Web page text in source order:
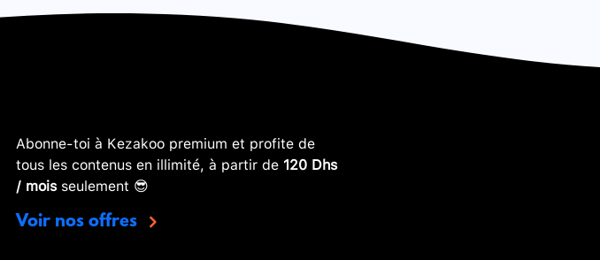
Abonne-toi à Kezakoo premium et profite de
tous les contenus en illimité, à partir de 120 Dhs
/ moisseulement 😎
Voir nos offres